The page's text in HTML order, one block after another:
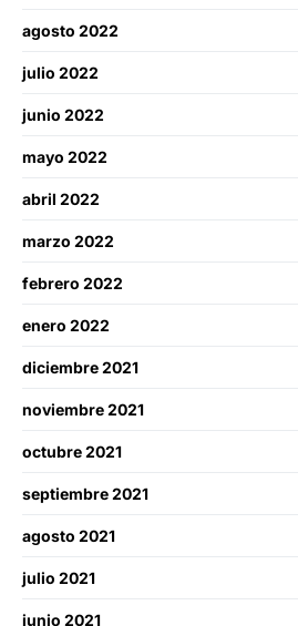
agosto 2022
julio 2022
junio 2022
mayo 2022
abril 2022
marzo 2022
febrero 2022
enero 2022
diciembre 2021
noviembre 2021
octubre 2021
septiembre 2021
agosto 2021
julio 2021
junio 2021